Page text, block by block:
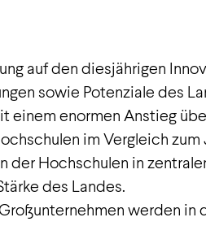
auf den diesjährigen
sowie Potenziale des
einem enormen Anstieg
im Vergleich zum
Hochschulen in
des Landes.
werden in